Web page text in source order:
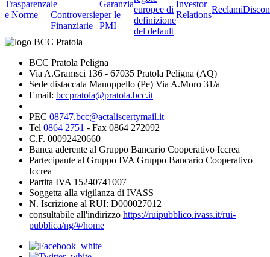
Trasparenza
e Norme
le
Controversie
Finanziarie
Garanzia
per le
PMI
europee di
definizione
del default
Investor
Relations
Reclami
BCC Pratola Peligna
Via A.Gramsci 136 - 67035 Pratola Peligna (AQ)
Sede distaccata Manoppello (Pe) Via A.Moro 31/a
Email: bccpratola@pratola.bcc.it
PEC 08747.bcc@actaliscertymail.it
Tel 0864 2751 - Fax 0864 272092
C.F. 00092420660
Banca aderente al Gruppo Bancario Cooperativo Iccrea
Partecipante al Gruppo IVA Gruppo Bancario Cooperativo
Iccrea
Partita IVA 15240741007
Soggetta alla vigilanza di IVASS
N. Iscrizione al RUI: D000027012
consultabile all'indirizzo https://ruipubblico.ivass.it/rui-
pubblica/ng/#/home